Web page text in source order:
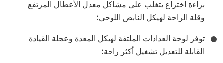
براءة اختراع يتغلب على مشاكل معدل الأعطال المرتفع
وقلة الراحة لهيكل النابض اللوحي؛
توفر لوحة العدادات الملتفة لهيكل المعدة وعجلة القيادة
القابلة للتعديل تشغيل أكثر راحة؛